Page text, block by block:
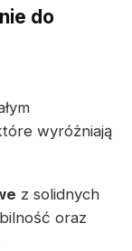
do
wyróżniają
z solidnych
oraz